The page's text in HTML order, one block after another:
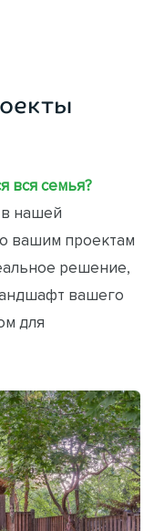
вся семья?
нашей
вашим проектам
решение,
вашего
для